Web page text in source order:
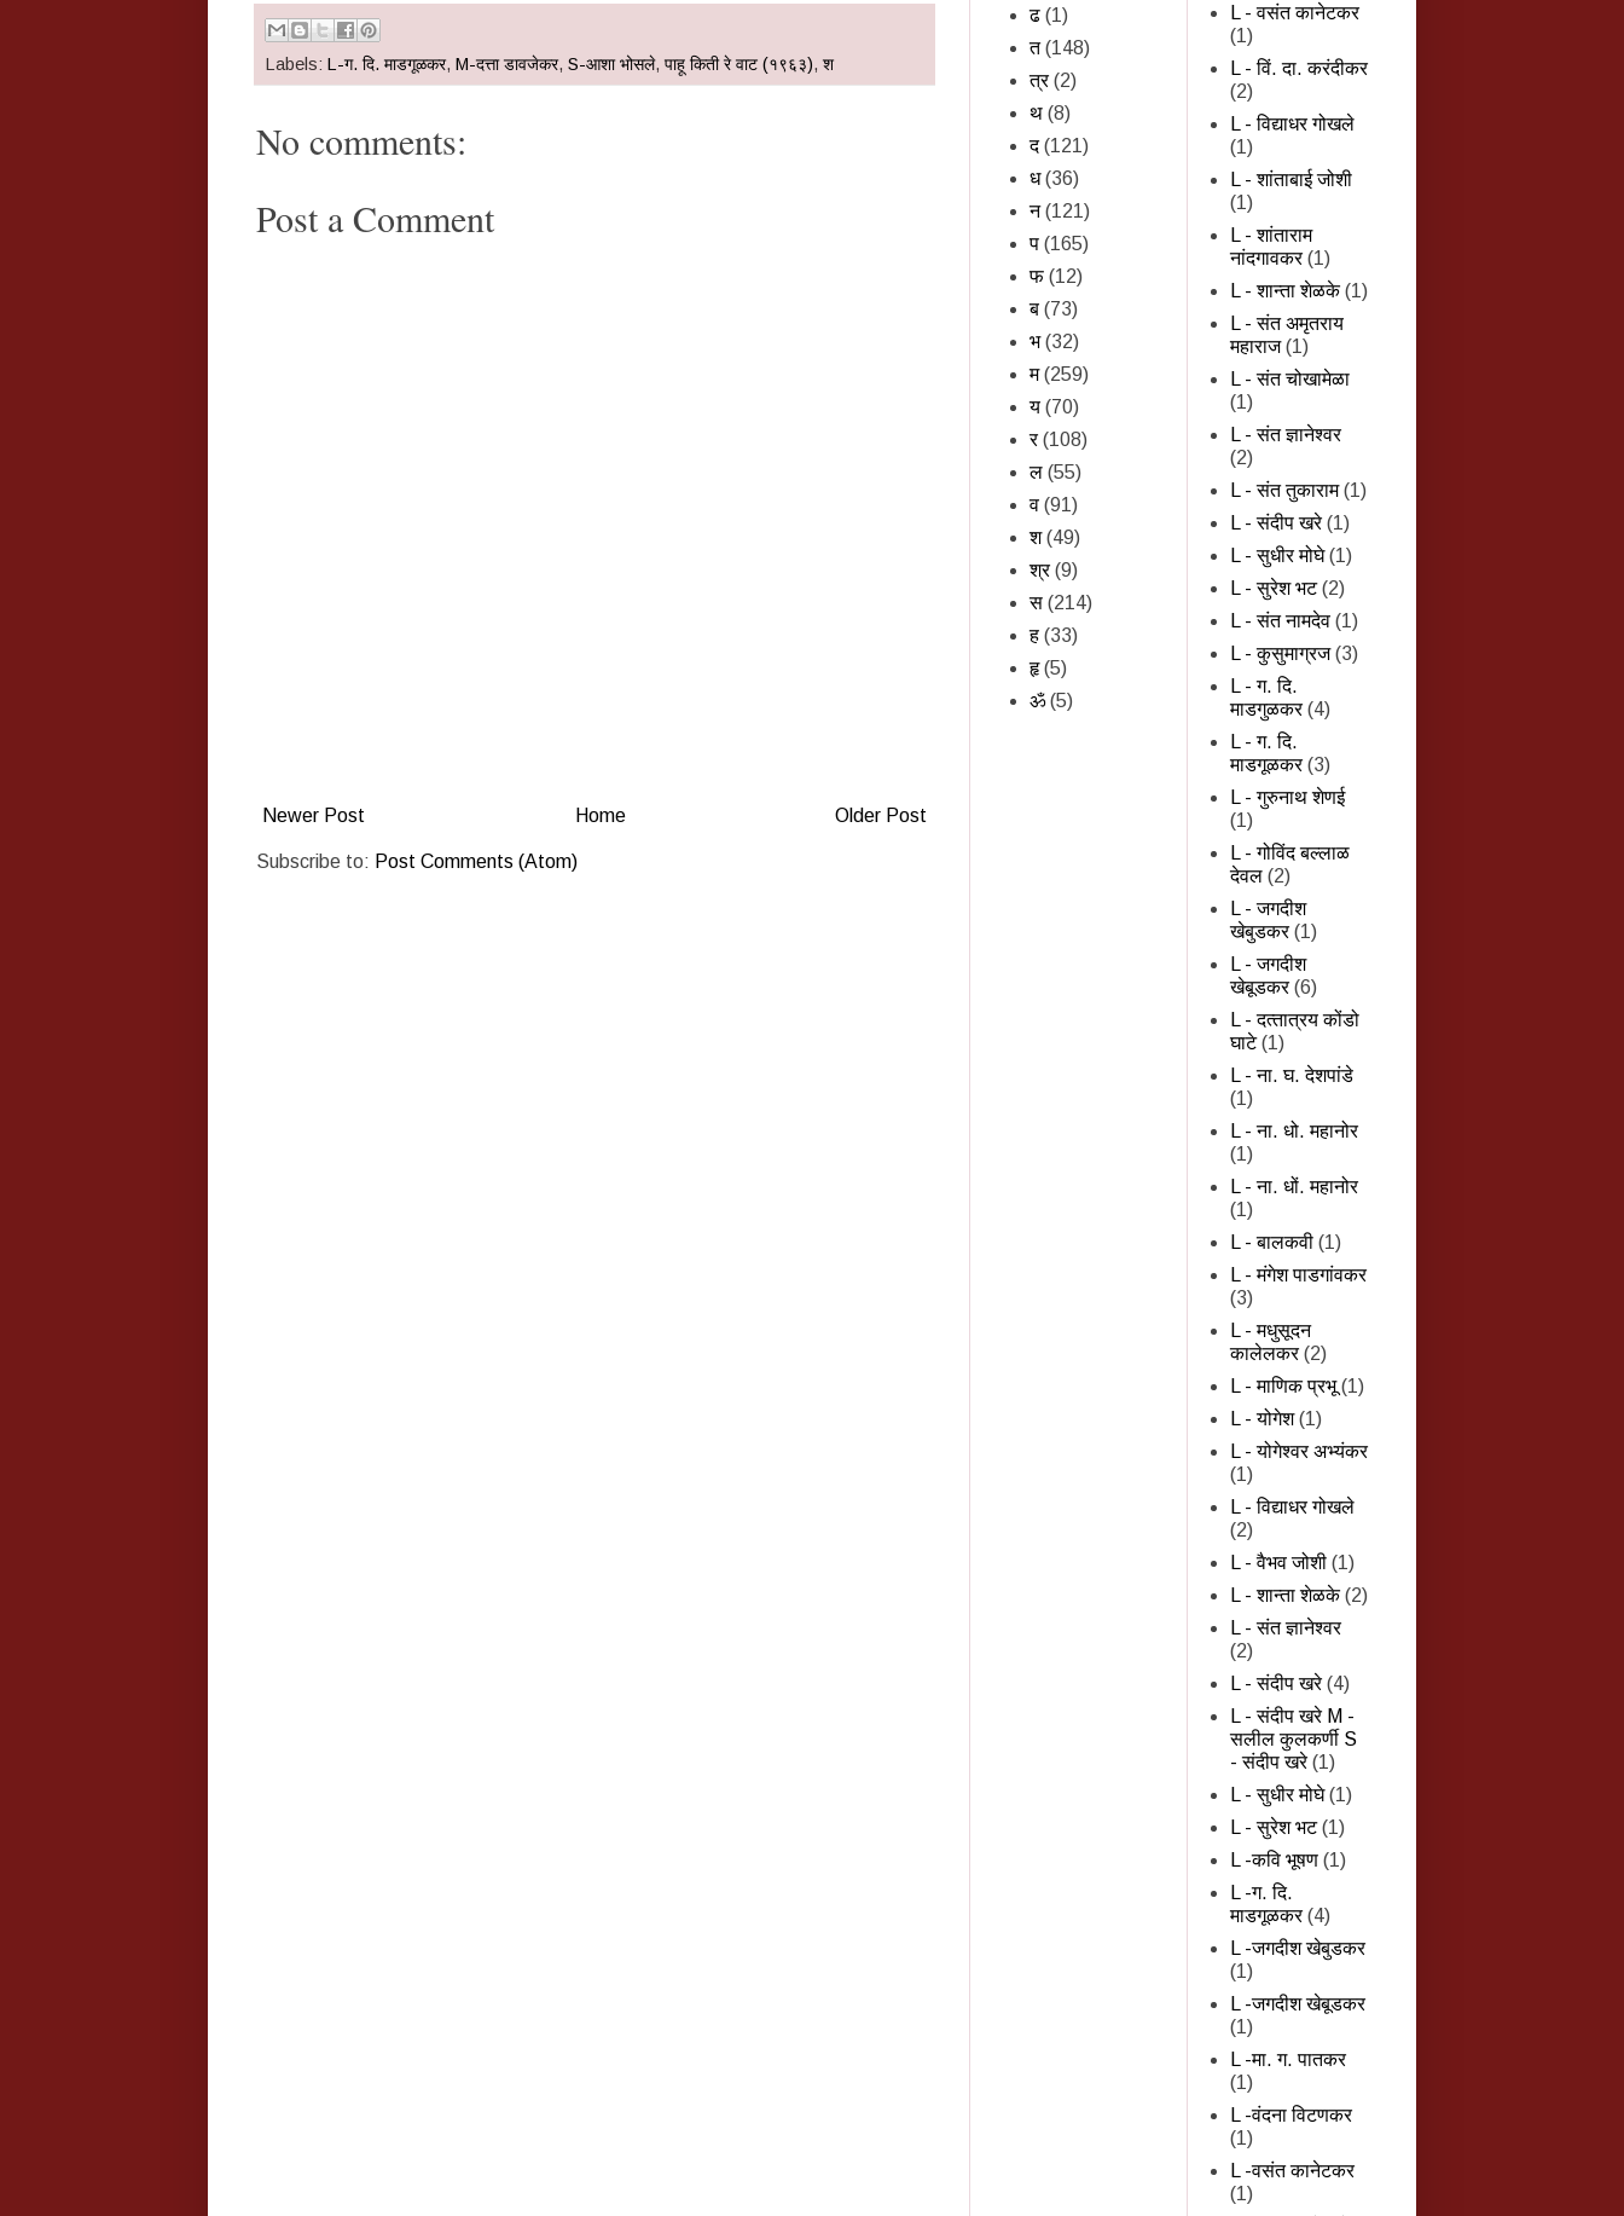
Labels: L-ग. दि. माडगूळकर, M-दत्ता डावजेकर, S-आशा भोसले, पाहू किती रे वाट (१९६३), श
No comments:
Post a Comment
Newer Post Older Post
Home
Subscribe to: Post Comments (Atom)
ढ (1)
त (148)
त्र (2)
थ (8)
द (121)
ध (36)
न (121)
प (165)
फ (12)
ब (73)
भ (32)
म (259)
य (70)
र (108)
ल (55)
व (91)
श (49)
श्र (9)
स (214)
ह (33)
हृ (5)
ॐ (5)
L - वसंत कानेटकर
(1)
L - विं. दा. करंदीकर
(2)
L - विद्याधर गोखले
(1)
L - शांताबाई जोशी
(1)
L - शांताराम
नांदगावकर (1)
L - शान्‍ता शेळके (1)
L - संत अमृतराय
महाराज (1)
L - संत चोखामेळा
(1)
L - संत ज्ञानेश्वर
(2)
L - संत तुकाराम (1)
L - संदीप खरे (1)
L - सुधीर मोघे (1)
L - सुरेश भट (2)
L - संत नामदेव (1)
L - कुसुमाग्रज (3)
L - ग. दि.
माडगुळकर (4)
L - ग. दि.
माडगूळकर (3)
L - गुरुनाथ शेणई
(1)
L - गोविंद बल्लाळ
देवल (2)
L - जगदीश
खेबुडकर (1)
L - जगदीश
खेबूडकर (6)
L - दत्‍तात्रय कोंडो
घाटे (1)
L - ना. घ. देशपांडे
(1)
L - ना. धो. महानोर
(1)
L - ना. धों. महानोर
(1)
L - बालकवी (1)
L - मंगेश पाडगांवकर
(3)
L - मधुसूदन
कालेलकर (2)
L - माणिक प्रभू (1)
L - योगेश (1)
L - योगेश्वर अभ्यंकर
(1)
L - विद्याधर गोखले
(2)
L - वैभव जोशी (1)
L - शान्‍ता शेळके (2)
L - संत ज्ञानेश्वर
(2)
L - संदीप खरे (4)
L - संदीप खरे M -
सलील कुलकर्णी S
- संदीप खरे (1)
L - सुधीर मोघे (1)
L - सुरेश भट (1)
L -कवि भूषण (1)
L -ग. दि.
माडगूळकर (4)
L -जगदीश खेबुडकर
(1)
L -जगदीश खेबूडकर
(1)
L -मा. ग. पातकर
(1)
L -वंदना विटणकर
(1)
L -वसंत कानेटकर
(1)